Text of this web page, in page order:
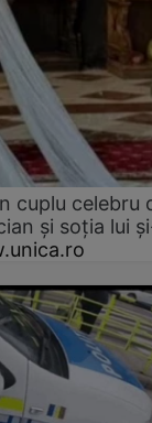
cuplu celebru
și soția lui